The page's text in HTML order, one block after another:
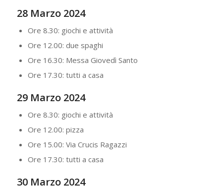
28 Marzo 2024
Ore 8.30: giochi e attività
Ore 12.00: due spaghi
Ore 16.30: Messa Giovedì Santo
Ore 17.30: tutti a casa
29 Marzo 2024
Ore 8.30: giochi e attività
Ore 12.00: pizza
Ore 15.00: Via Crucis Ragazzi
Ore 17.30: tutti a casa
30 Marzo 2024